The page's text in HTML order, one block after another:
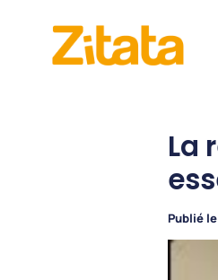
La
Publié le